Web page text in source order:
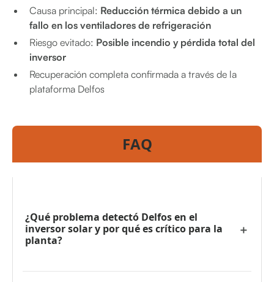
Causa principal: Reducción térmica debido a un
fallo en los ventiladores de refrigeración
Riesgo evitado: Posible incendio y pérdida total del
inversor
Recuperación completa confirmada a través de la
plataforma Delfos
FAQ
¿Qué problema detectó Delfos en el
inversor solar y por qué es crítico para la
planta?